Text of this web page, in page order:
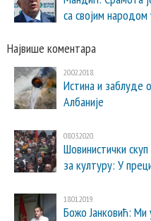
са својим
Највише коментара
20.02.2018.
Истина и заблуде
Албаније
08.03.2020.
Шовинистички
за културу: У
18.01.2019.
Божо Јанковић: